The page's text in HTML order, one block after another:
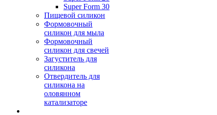
Super Form 30
Пищевой силикон
Формовочный
силикон для мыла
Формовочный
силикон для свечей
Загуститель для
силикона
Отвердитель для
силикона на
оловянном
катализаторе